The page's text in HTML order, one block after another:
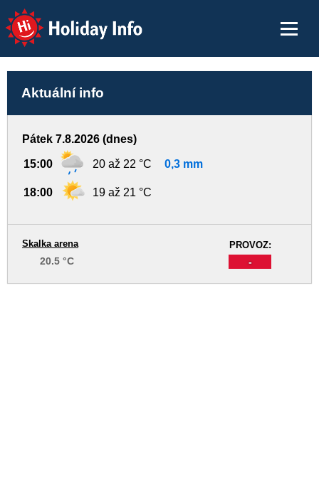
Holiday Info
Aktuální info
Pátek 7.8.2026 (dnes)
15:00 20 až 22 °C 0,3 mm
18:00 19 až 21 °C
PROVOZ:
-
Skalka arena
20.5 °C